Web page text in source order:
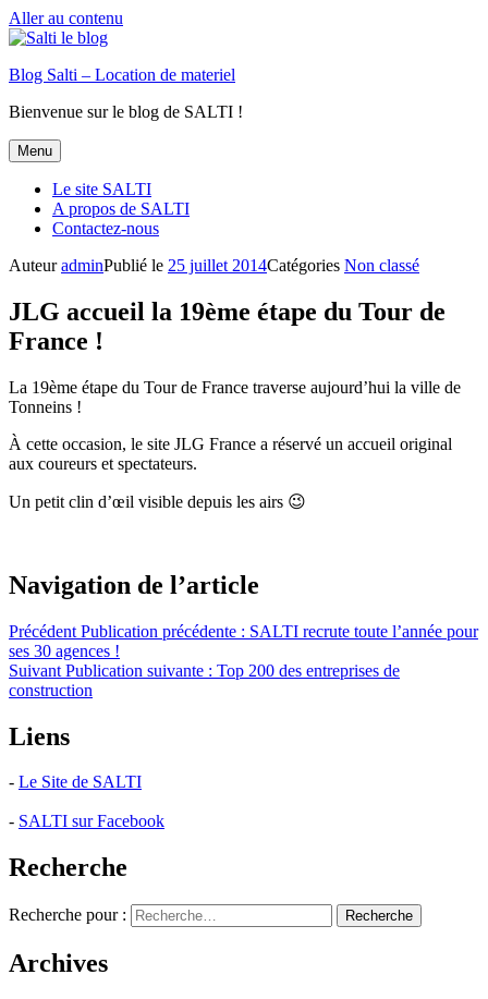
Aller au contenu
Blog Salti – Location de materiel
Bienvenue sur le blog de SALTI !
Menu
Le site SALTI
A propos de SALTI
Contactez-nous
AuteuradminPublié le 25 juillet 2014Catégories Non classé
JLG accueil la 19ème étape du Tour de
France !
La 19ème étape du Tour de France traverse aujourd’hui la ville de
Tonneins !
À cette occasion, le site JLG France a réservé un accueil original
aux coureurs et spectateurs.
Un petit clin d’œil visible depuis les airs 😉
Navigation de l’article
Précédent Publication précédente : SALTI recrute toute l’année pour
ses 30 agences !
Suivant Publication suivante : Top 200 des entreprises de
construction
Liens
- Le Site de SALTI
- SALTI sur Facebook
Recherche
Recherche pour : Recherche
Archives